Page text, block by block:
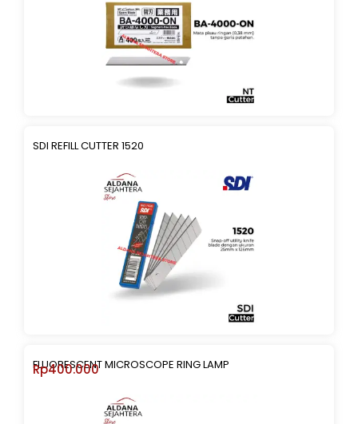
SDI REFILL CUTTER 1520
FLUORESCENT MICROSCOPE RING LAMP
Rp400.000